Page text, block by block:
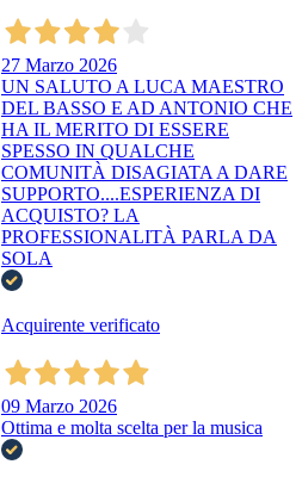
27 Marzo 2026
UN SALUTO A LUCA MAESTRO
DEL BASSO E AD ANTONIO CHE
HA IL MERITO DI ESSERE
SPESSO IN QUALCHE
COMUNITÀ DISAGIATA A DARE
SUPPORTO....ESPERIENZA DI
ACQUISTO? LA
PROFESSIONALITÀ PARLA DA
SOLA
Acquirente verificato
09 Marzo 2026
Ottima e molta scelta per la musica